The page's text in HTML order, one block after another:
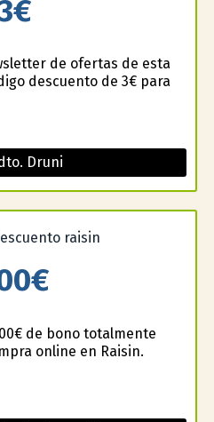
de ofertas de esta
descuento de 3€ para
Druni
de bono totalmente
online en Raisin.